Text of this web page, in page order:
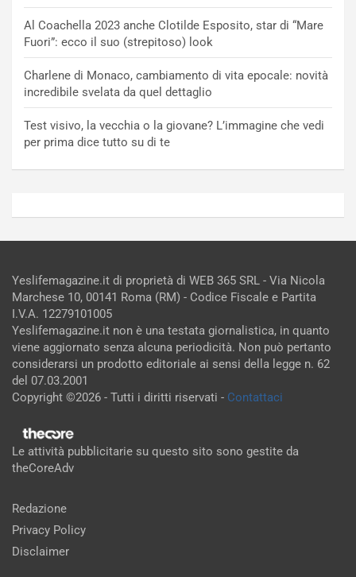
Al Coachella 2023 anche Clotilde Esposito, star di “Mare
Fuori”: ecco il suo (strepitoso) look
Charlene di Monaco, cambiamento di vita epocale: novità
incredibile svelata da quel dettaglio
Test visivo, la vecchia o la giovane? L’immagine che vedi
per prima dice tutto su di te
Yeslifemagazine.it di proprietà di WEB 365 SRL - Via Nicola
Marchese 10, 00141 Roma (RM) - Codice Fiscale e Partita
I.V.A. 12279101005
Yeslifemagazine.it non è una testata giornalistica, in quanto
viene aggiornato senza alcuna periodicità. Non può pertanto
considerarsi un prodotto editoriale ai sensi della legge n. 62
del 07.03.2001
Copyright ©2026 - Tutti i diritti riservati - Contattaci
Le attività pubblicitarie su questo sito sono gestite da
theCoreAdv
Redazione
Privacy Policy
Disclaimer